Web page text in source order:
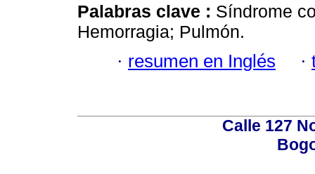
Palabras clave : Síndrome
Hemorragia; Pulmón.
· resumen en Inglés ·
Calle 127